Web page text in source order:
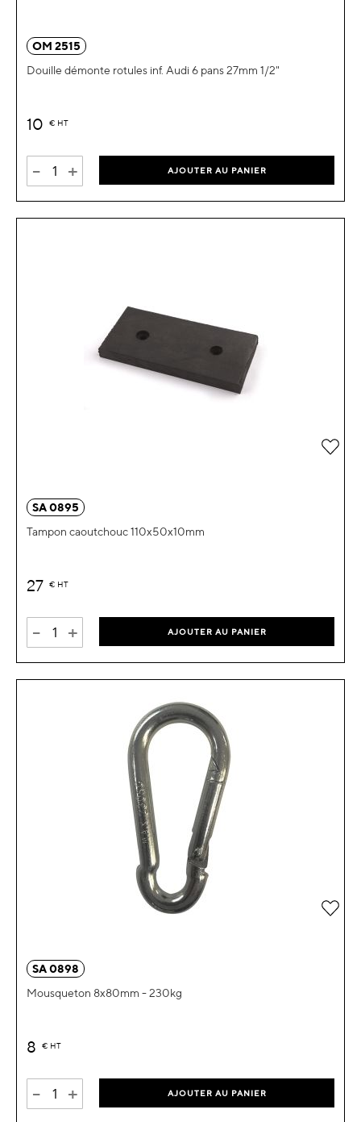
OM 2515
Douille démonte rotules inf. Audi 6 pans 27mm 1/2"
10 € HT
- + AJOUTER AU PANIER
SA 0895
Tampon caoutchouc 110x50x10mm
27 € HT
- + AJOUTER AU PANIER
SA 0898
Mousqueton 8x80mm - 230kg
8 € HT
- + AJOUTER AU PANIER